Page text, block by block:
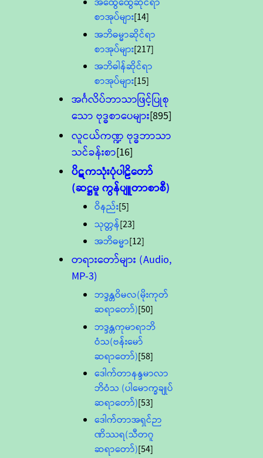
စာအုပ်များ[14]
အဘိဓမ္မာဆိုင်ရာ
စာအုပ်များ[217]
အဘိဓါန်ဆိုင်ရာ
စာအုပ်များ[15]
အင်္ဂလိပ်ဘာသာဖြင့်ပြုစု
သော ဗုဒ္ဓစာပေများ[895]
လူငယ်ကဏ္ဍ ဗုဒ္ဓဘာသာ
သင်ခန်းစာ[16]
ပိဋကသုံးပုံပါဠိတော်
(ဆဋ္ဌမူ ကွန်ပျူတာစာစီ)
ဝိနည်း[5]
သုတ္တန်[23]
အဘိဓမ္မာ[12]
တရားတော်များ (Audio,
MP-3)
ဘဒ္ဒန္တဝိမလ(မိုးကုတ်
ဆရာတော်)[50]
ဘဒ္ဒန္တကုမာရာဘိ
ဝံသ(ဗန်းမော်
ဆရာတော်)[58]
ဒေါက်တာနန္ဒမာလာ
ဘိဝံသ (ပါမောက္ခချုပ်
ဆရာတော်)[53]
ဒေါက်တာအရှင်ဉာ
ဏိဿရ(သီတဂူ
ဆရာတော်)[54]